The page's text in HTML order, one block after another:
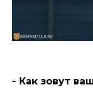
- Как зовут